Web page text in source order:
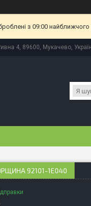
з 09:00 найближчого
4, 89600, Мукачево,
92101-1E040